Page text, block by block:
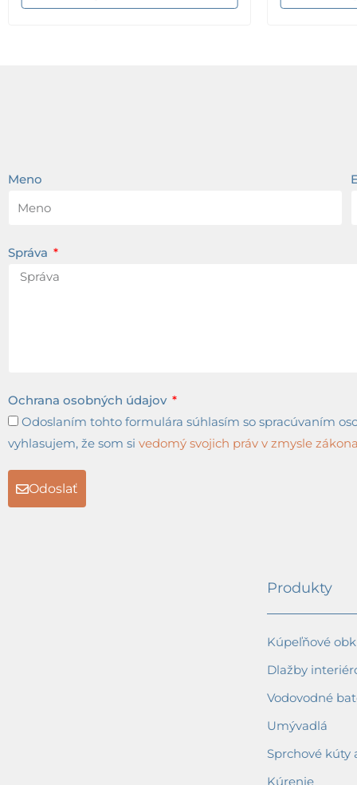
Meno
Správa
Ochrana osobných údajov
Odoslaním tohto formulára súhlasím so spracúvaním
vyhlasujem, že som si vedomý svojich práv v zmysle
Odoslať
Produkty
Kúpeľňové
Dlažby
Vodovodné
Umývadlá
Sprchové kúty
Kúrenie